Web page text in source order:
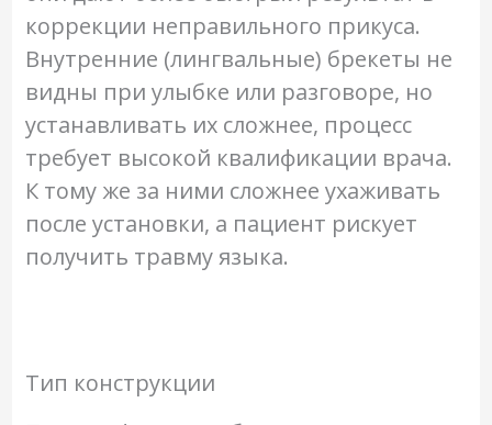
коррекции неправильного прикуса.
Внутренние (лингвальные) брекеты не
видны при улыбке или разговоре, но
устанавливать их сложнее, процесс
требует высокой квалификации врача.
К тому же за ними сложнее ухаживать
после установки, а пациент рискует
получить травму языка.
Тип конструкции